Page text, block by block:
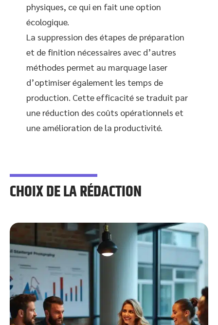
physiques, ce qui en fait une option
écologique.
La suppression des étapes de préparation
et de finition nécessaires avec d’autres
méthodes permet au marquage laser
d’optimiser également les temps de
production. Cette efficacité se traduit par
une réduction des coûts opérationnels et
une amélioration de la productivité.
CHOIX DE LA RÉDACTION